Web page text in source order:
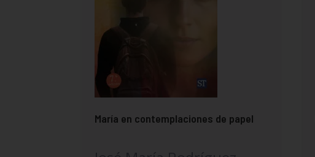
María en contemplaciones de papel